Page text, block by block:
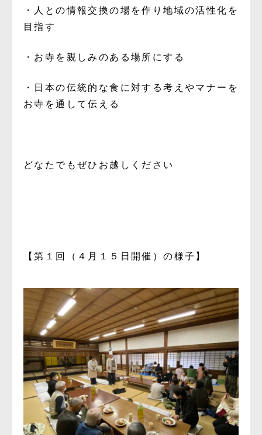
・人との情報交換の場を作り地域の活性化を
目指す
・お寺を親しみのある場所にする
・日本の伝統的な食に対する考えやマナーを
お寺を通して伝える
どなたでもぜひお越しください
【第１回（４月１５日開催）の様子】